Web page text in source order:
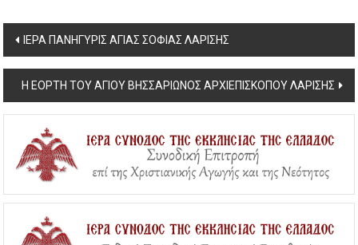
Post
navigation
ΙΕΡΑ ΠΑΝΗΓΥΡΙΣ ΑΓΙΑΣ ΣΟΦΙΑΣ ΛΑΡΙΣΗΣ
Η ΕΟΡΤΗ ΤΟΥ ΑΓΙΟΥ ΒΗΣΣΑΡΙΩΝΟΣ ΑΡΧΙΕΠΙΣΚΟΠΟΥ ΛΑΡΙΣΗΣ